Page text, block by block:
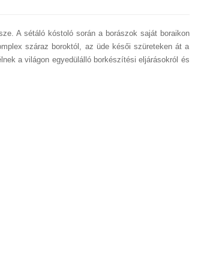
A sétáló kóstoló során a borászok saját boraikon
száraz boroktól, az üde késői szüreteken át a
a világon egyedülálló borkészítési eljárásokról és